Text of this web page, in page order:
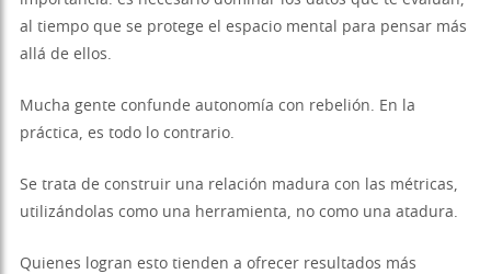
al tiempo que se protege el espacio mental para pensar más
allá de ellos.
Mucha gente confunde autonomía con rebelión. En la
práctica, es todo lo contrario.
Se trata de construir una relación madura con las métricas,
utilizándolas como una herramienta, no como una atadura.
Quienes logran esto tienden a ofrecer resultados más